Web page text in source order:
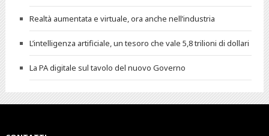
Realtà aumentata e virtuale, ora anche nell’industria
L’intelligenza artificiale, un tesoro che vale 5,8 trilioni di dollari
La PA digitale sul tavolo del nuovo Governo